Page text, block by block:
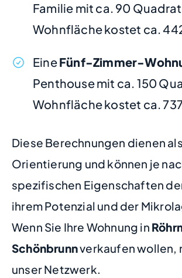
Familie mit ca. 90
Wohnfläche kostet ca.
EineFünf-Zimmer-
Penthouse mit ca. 150
Wohnfläche kostet ca.
Diese Berechnungen dienen
Orientierung und können je
spezifischen Eigenschaften
ihrem Potenzial und der
Wenn Sie Ihre Wohnung in
Schönbrunnverkaufen wollen,
unser Netzwerk.